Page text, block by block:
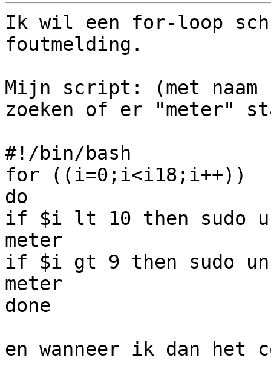
Ik wil een for-loop
foutmelding.
Mijn script: (met
zoeken of er "meter"
#!/bin/bash
for ((i=0;i<i18;i++))
do
if $i lt 10 then sudo
meter
if $i gt 9 then sudo
meter
done
en wanneer ik dan het